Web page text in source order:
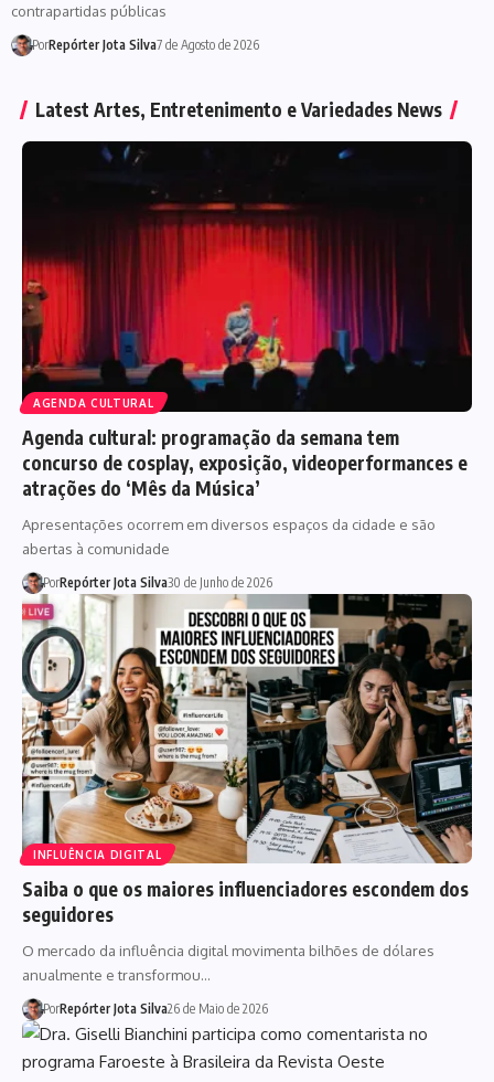
contrapartidas públicas
PorRepórter Jota Silva7 de Agosto de 2026
Latest Artes, Entretenimento e Variedades News
AGENDA CULTURAL
Agenda cultural: programação da semana tem
concurso de cosplay, exposição, videoperformances e
atrações do ‘Mês da Música’
Apresentações ocorrem em diversos espaços da cidade e são
abertas à comunidade
PorRepórter Jota Silva30 de Junho de 2026
INFLUÊNCIA DIGITAL
Saiba o que os maiores influenciadores escondem dos
seguidores
O mercado da influência digital movimenta bilhões de dólares
anualmente e transformou…
PorRepórter Jota Silva26 de Maio de 2026